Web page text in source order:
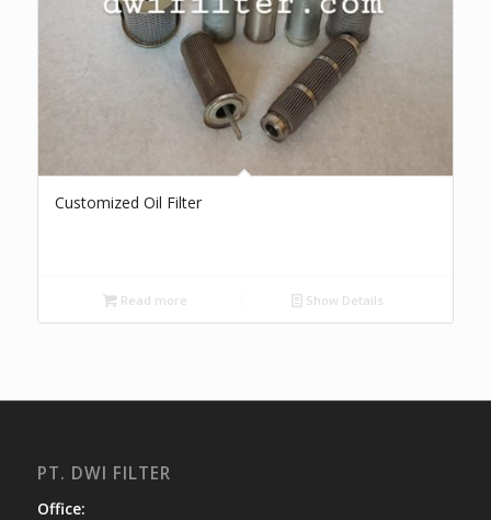
Customized Oil Filter
Read more Show Details
PT. DWI FILTER
Office: